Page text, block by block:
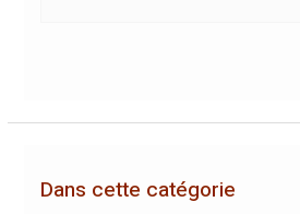
Dans cette catégorie